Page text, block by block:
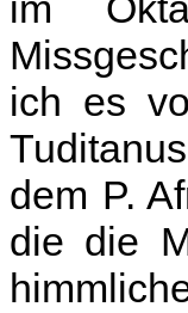
ich es
dem P.
die die